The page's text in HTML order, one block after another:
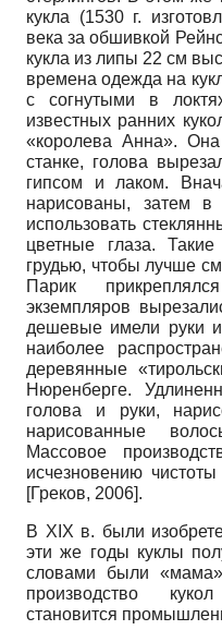
кукла (1530 г.
века за обшивкой
кукла из липы 22 см
времена одежда на
с согнутыми в
известных ранних
«королева Анна».
станке, голова
гипсом и лаком.
нарисованы, затем в
использовать
цветные глаза.
грудью, чтобы лучше
Парик
экземпляров
дешевые имели руки
наиболее
деревянные
Нюренберге.
голова и руки,
нарисованные
Массовое
исчезновению
[Греков, 2006].
В XIX в. были
эти же годы куклы
словами были
производство
становится